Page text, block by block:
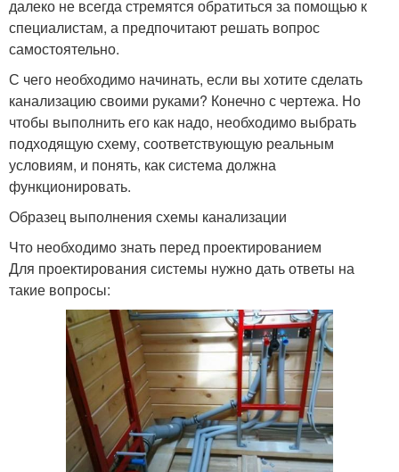
далеко не всегда стремятся обратиться за помощью к
специалистам, а предпочитают решать вопрос
самостоятельно.
С чего необходимо начинать, если вы хотите сделать
канализацию своими руками? Конечно с чертежа. Но
чтобы выполнить его как надо, необходимо выбрать
подходящую схему, соответствующую реальным
условиям, и понять, как система должна
функционировать.
Образец выполнения схемы канализации
Что необходимо знать перед проектированием
Для проектирования системы нужно дать ответы на
такие вопросы: